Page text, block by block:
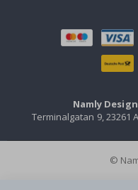
Namly
Terminalgatan 9, 23261
©